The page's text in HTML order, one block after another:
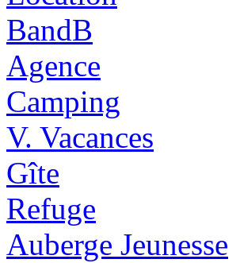
BandB
Agence
Camping
V. Vacances
Gîte
Refuge
Auberge Jeunesse